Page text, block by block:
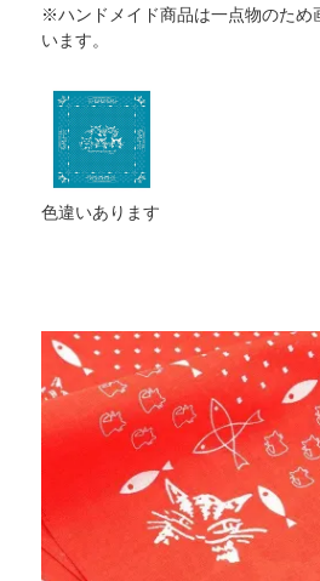
※ハンドメイド商品は一点物のため
います。
色違いあります